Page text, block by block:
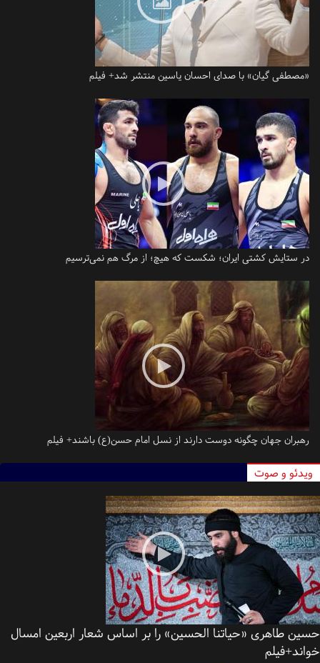
«مصطفی گیان» با صدای احسان یاسین منتشر شد+ فیلم
در ستایش کشتی ایران؛ شکست که هیچ؛ از مرگ هم نمی‌ترسیم
رهبران جهان چگونه دوست‌ دارند از نسل امام حسن(ع) باشند+ فیلم
و صوت
طاهری «حیاتنا الحسین» را بر اساس شعار اربعین امسال